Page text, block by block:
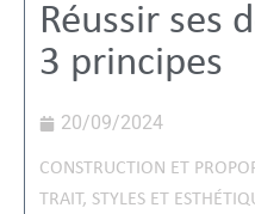
Réussir ses
3 principes
20/09/2024
CONSTRUCTION ET
TRAIT, STYLES ET